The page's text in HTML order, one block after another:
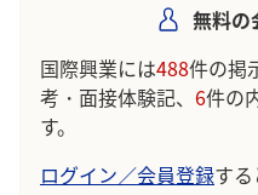
無料の
国際興業には488件の掲
考・面接体験記、 6件の
す。
ログイン／会員登録する